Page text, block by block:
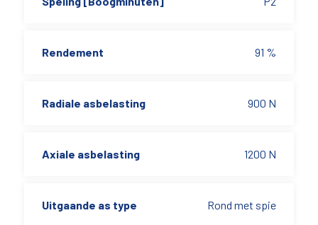
Rendement 91 %
Radiale asbelasting 900 N
Axiale asbelasting 1200 N
Uitgaande as type Rond met spie